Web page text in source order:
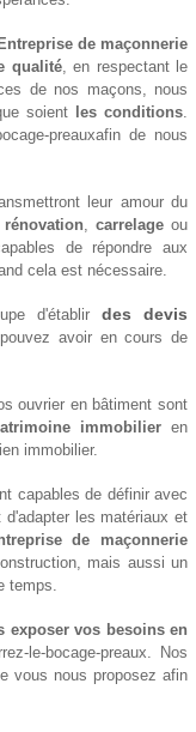
Entreprise de maçonnerie
qualité, en respectant le
de nos maçons, nous
soient
les conditions.
preauxafin de nous
leur amour du
rénovation,carrelage ou
de répondre aux
cela est nécessaire.
d'établir des devis
avoir en cours de
ouvrier en bâtiment sont
immobilier en
immobilier.
capables de définir avec
les matériaux et
de maçonnerie
mais aussi un
temps.
exposer vos besoins en
le-bocage-preaux. Nos
vous nous proposez afin